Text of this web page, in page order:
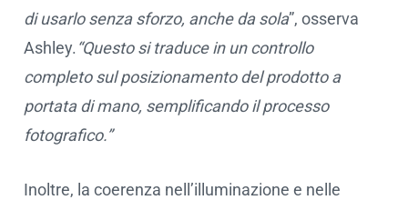
di usarlo senza sforzo, anche da sola”, osserva
Ashley. “Questo si traduce in un controllo
completo sul posizionamento del prodotto a
portata di mano, semplificando il processo
fotografico.”
Inoltre, la coerenza nell’illuminazione e nelle